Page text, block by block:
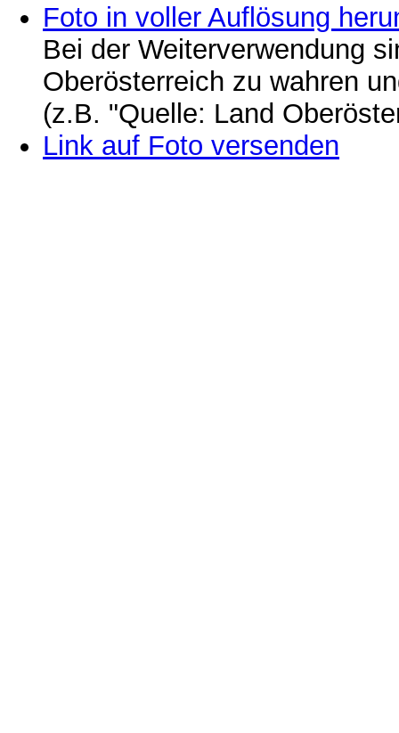
Foto in voller Auflösung
Bei der Weiterverwendung
Oberösterreich zu wahren
(z.B. "Quelle: Land
Link auf Foto versenden